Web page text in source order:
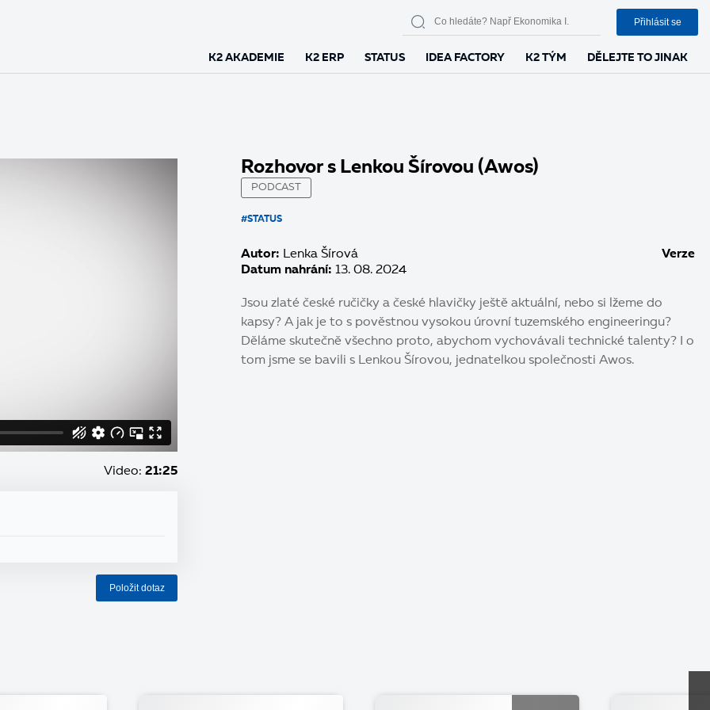
K2 AKADEMIE K2 ERP STATUS IDEA FACTORY K2 TÝM DĚLEJTE TO JINAK
Přihlásit se
Video: 21:25
Rozhovor s Lenkou Šírovou (Awos)
PODCAST
#STATUS
Autor: Lenka Šírová
Datum nahrání: 13. 08. 2024
Verze
Jsou zlaté české ručičky a české hlavičky ještě aktuální, nebo si lžeme do
kapsy? A jak je to s pověstnou vysokou úrovní tuzemského engineeringu?
Děláme skutečně všechno proto, abychom vychovávali technické talenty? I o
tom jsme se bavili s Lenkou Šírovou, jednatelkou společnosti Awos.
Položit dotaz